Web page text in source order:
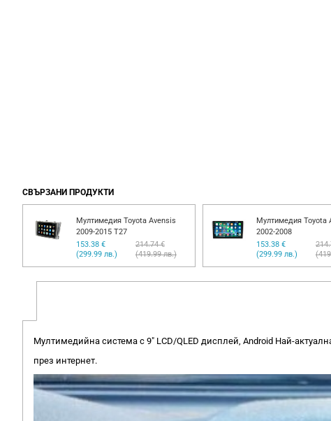
СВЪРЗАНИ ПРОДУКТИ
Мултимедия Toyota Avensis
2009-2015 T27
153.38 €
(299.99 лв.)
214.74 €
(419.99 лв.)
Мултимедия Toyota
2002-2008
153.38 €
(299.99 лв.)
Мултимедийна система с 9" LCD/QLED дисплей, Android Най-
през интернет.